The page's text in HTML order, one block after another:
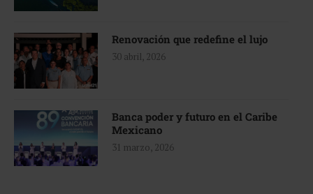
Renovación que redefine el lujo
30 abril, 2026
Banca poder y futuro en el Caribe
Mexicano
31 marzo, 2026